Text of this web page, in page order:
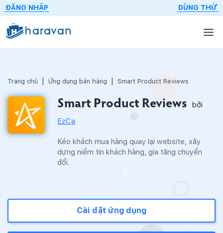
ĐĂNG NHẬP DÙNG THỬ
Trang chủ Ứng dụng bán hàng Smart Product Reviews
Smart Product Reviews
bởi
EzCa
Kéo khách mua hàng quay lại website, xây
dựng niềm tin khách hàng, gia tăng chuyển
đổi.
Cài đặt ứng dụng